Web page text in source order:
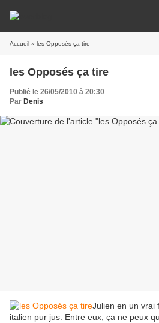
Accueil » les Opposés ça tire
les Opposés ça tire
Publié le 26/05/2010 à 20:30
Par Denis
Julien en un vrai
italien pur jus. Entre eux, ça ne peux